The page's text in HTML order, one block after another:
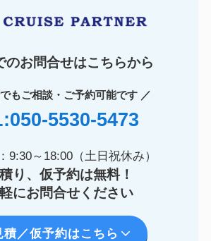
のお問合せはこちらから
もご相談・ご予約可能です ／
5530-5473
9:30～18:00（土日祝休み）
り、仮予約は無料！
にお問合せください
積／仮予約はこちら